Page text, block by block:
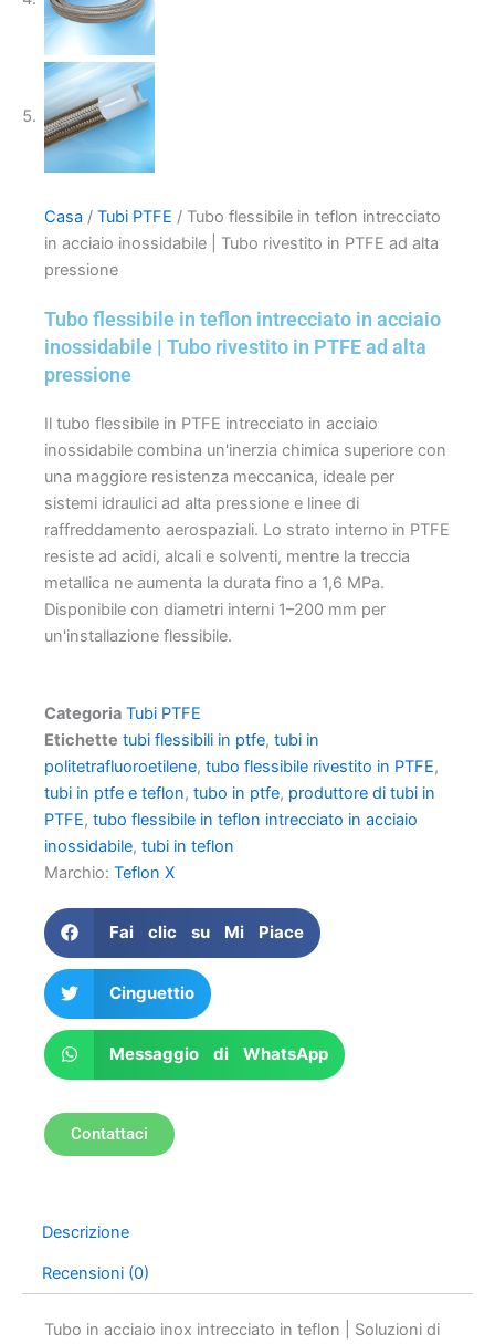
Casa / Tubi PTFE / Tubo flessibile in teflon intrecciato
in acciaio inossidabile | Tubo rivestito in PTFE ad alta
pressione
Tubo flessibile in teflon intrecciato in acciaio
inossidabile | Tubo rivestito in PTFE ad alta
pressione
Il tubo flessibile in PTFE intrecciato in acciaio
inossidabile combina un'inerzia chimica superiore con
una maggiore resistenza meccanica, ideale per
sistemi idraulici ad alta pressione e linee di
raffreddamento aerospaziali. Lo strato interno in PTFE
resiste ad acidi, alcali e solventi, mentre la treccia
metallica ne aumenta la durata fino a 1,6 MPa.
Disponibile con diametri interni 1–200 mm per
un'installazione flessibile.
Categoria Tubi PTFE
Etichette tubi flessibili in ptfe, tubi in
politetrafluoroetilene, tubo flessibile rivestito in PTFE,
tubi in ptfe e teflon, tubo in ptfe, produttore di tubi in
PTFE, tubo flessibile in teflon intrecciato in acciaio
inossidabile, tubi in teflon
Marchio: Teflon X
Fai clic su Mi Piace
Cinguettio
Messaggio di WhatsApp
Contattaci
Descrizione
Recensioni (0)
Tubo in acciaio inox intrecciato in teflon | Soluzioni di